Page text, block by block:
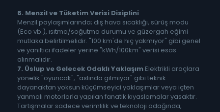
6. Menzil ve Tüketim Verisi Disiplini
Menzil paylaşımlarında; dış hava sıcaklığı, sürüş modu
(Eco vb.), ısıtma/soğutma durumu ve güzergah eğimi
mutlaka belirtilmelidir. "100 km'de hiç yakmıyor" gibi genel
ve yanıltıcı ifadeler yerine "kWh/100km" verisi esas
alınmalıdır.
7. Üslup ve Gelecek Odaklı YaklaşımElektrikli araçlara
yönelik "oyuncak", "aslında gitmiyor" gibi teknik
dayanaktan yoksun küçümseyici yaklaşımlar veya içten
yanmalı motorlarla yapılan fanatik kıyaslamalar yasaktır.
Tartışmalar sadece verimlilik ve teknoloji odağında,